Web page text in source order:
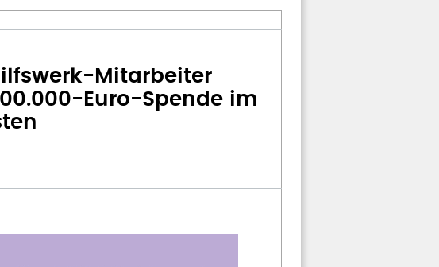
Mitarbeiter
Euro-Spende im